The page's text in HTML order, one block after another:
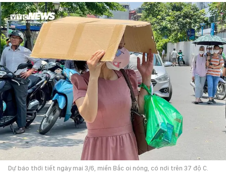
Dự báo thời tiết ngày mai 3/6, miền Bắc oi nóng, có nơi trên 37 độ C.